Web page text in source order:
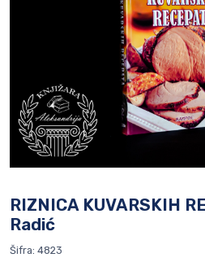
RIZNICA KUVARSKIH
Radić
Šifra: 4823